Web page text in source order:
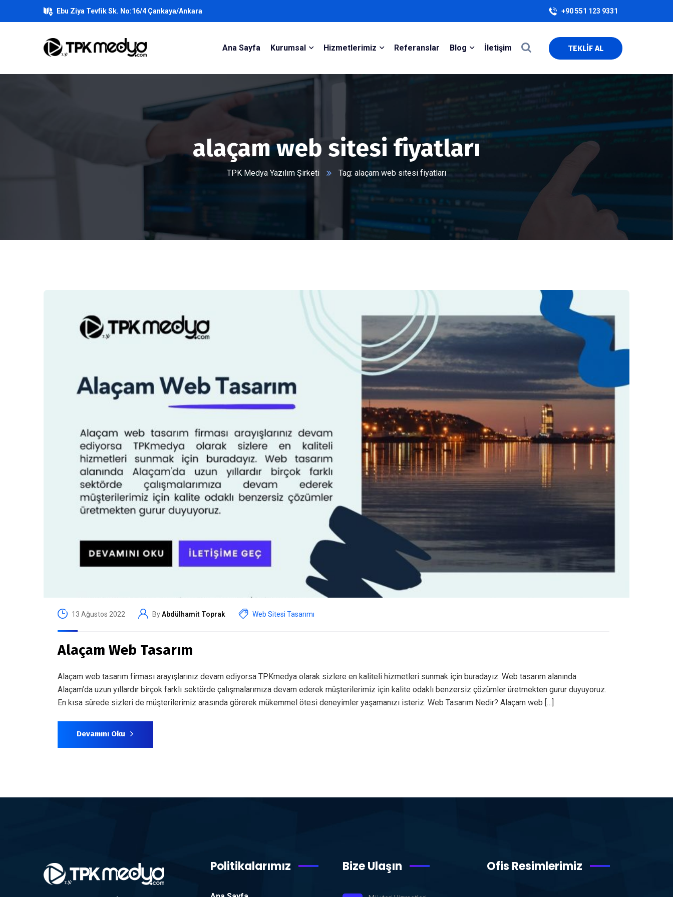
Ebu Ziya Tevfik Sk. No:16/4 Çankaya/Ankara +90 551 123 9331
Ana Sayfa Kurumsal Hizmetlerimiz Referanslar Blog İletişim TEKLİF AL
alaçam web sitesi fiyatları
TPK Medya Yazılım Şirketi Tag: alaçam web sitesi fiyatları
13 Ağustos 2022 ByAbdülhamit Toprak Web Sitesi Tasarımı
Alaçam Web Tasarım
Alaçam web tasarım firması arayışlarınız devam ediyorsa TPKmedya olarak sizlere en kaliteli hizmetleri sunmak için buradayız. Web tasarım alanında
Alaçam’da uzun yıllardır birçok farklı sektörde çalışmalarımıza devam ederek müşterilerimiz için kalite odaklı benzersiz çözümler üretmekten gurur duyuyoruz.
En kısa sürede sizleri de müşterilerimiz arasında görerek mükemmel ötesi deneyimler yaşamanızı isteriz. Web Tasarım Nedir? Alaçam web […]
Devamını Oku
Politikalarımız Bize Ulaşın Ofis Resimlerimiz